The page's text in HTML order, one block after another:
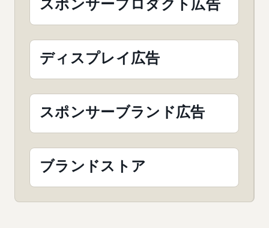
スポンサープロダクト広告
ディスプレイ広告
スポンサーブランド広告
ブランドストア